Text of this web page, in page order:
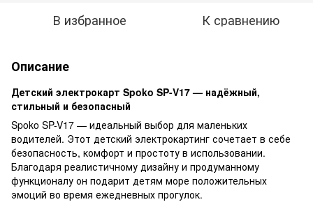
В избранное К сравнению
Описание
Детский электрокарт Spoko SP-V17 — надёжный,
стильный и безопасный
Spoko SP-V17 — идеальный выбор для маленьких
водителей. Этот детский электрокартинг сочетает в себе
безопасность, комфорт и простоту в использовании.
Благодаря реалистичному дизайну и продуманному
функционалу он подарит детям море положительных
эмоций во время ежедневных прогулок.